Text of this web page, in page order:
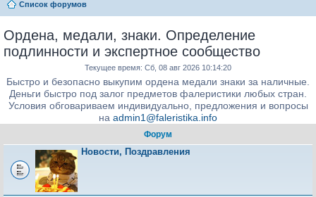
Список форумов
Ордена, медали, знаки. Определение
подлинности и экспертное сообщество
Текущее время: Сб, 08 авг 2026 10:14:20
Быстро и безопасно выкупим ордена медали знаки за наличные.
Деньги быстро под залог предметов фалеристики любых стран.
Условия обговариваем индивидуально, предложения и вопросы
на admin1@faleristika.info
Форум
Новости, Поздравления